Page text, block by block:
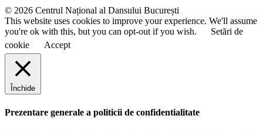
© 2026 Centrul Național al Dansului București
This website uses cookies to improve your experience. We'll assume
you're ok with this, but you can opt-out if you wish.
Setări de
cookie
Accept
Închide
Prezentare generale a politicii de confidentialitate